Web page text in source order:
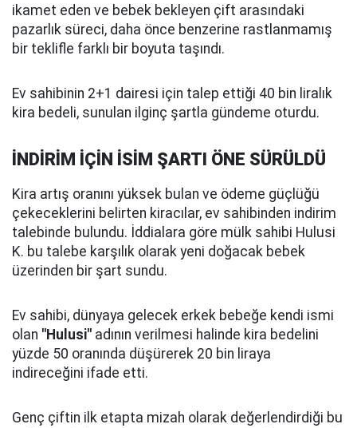
ikamet eden ve bebek bekleyen çift arasındaki
pazarlık süreci, daha önce benzerine rastlanmamış
bir teklifle farklı bir boyuta taşındı.
Ev sahibinin 2+1 dairesi için talep ettiği 40 bin liralık
kira bedeli, sunulan ilginç şartla gündeme oturdu.
İNDİRİM İÇİN İSİM ŞARTI ÖNE SÜRÜLDÜ
Kira artış oranını yüksek bulan ve ödeme güçlüğü
çekeceklerini belirten kiracılar, ev sahibinden indirim
talebinde bulundu. İddialara göre mülk sahibi Hulusi
K. bu talebe karşılık olarak yeni doğacak bebek
üzerinden bir şart sundu.
Ev sahibi, dünyaya gelecek erkek bebeğe kendi ismi
olan "Hulusi" adının verilmesi halinde kira bedelini
yüzde 50 oranında düşürerek 20 bin liraya
indireceğini ifade etti.
Genç çiftin ilk etapta mizah olarak değerlendirdiği bu